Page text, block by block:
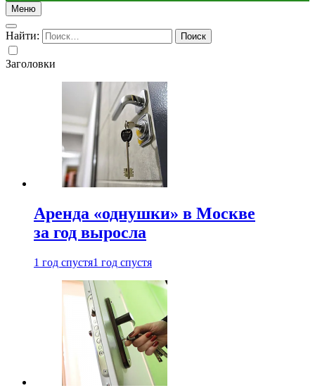
Меню
Найти:
Заголовки
Аренда «однушки» в Москве
за год выросла
1 год спустя1 год спустя